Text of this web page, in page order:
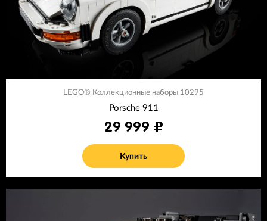
LEGO® Коллекционные наборы 10295
Porsche 911
29 999
Купить